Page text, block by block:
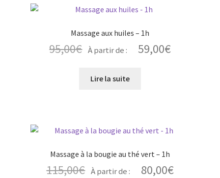
Massage aux huiles – 1h
95,00€ À partir de : 59,00€
Lire la suite
Massage à la bougie au thé vert – 1h
115,00€ À partir de : 80,00€